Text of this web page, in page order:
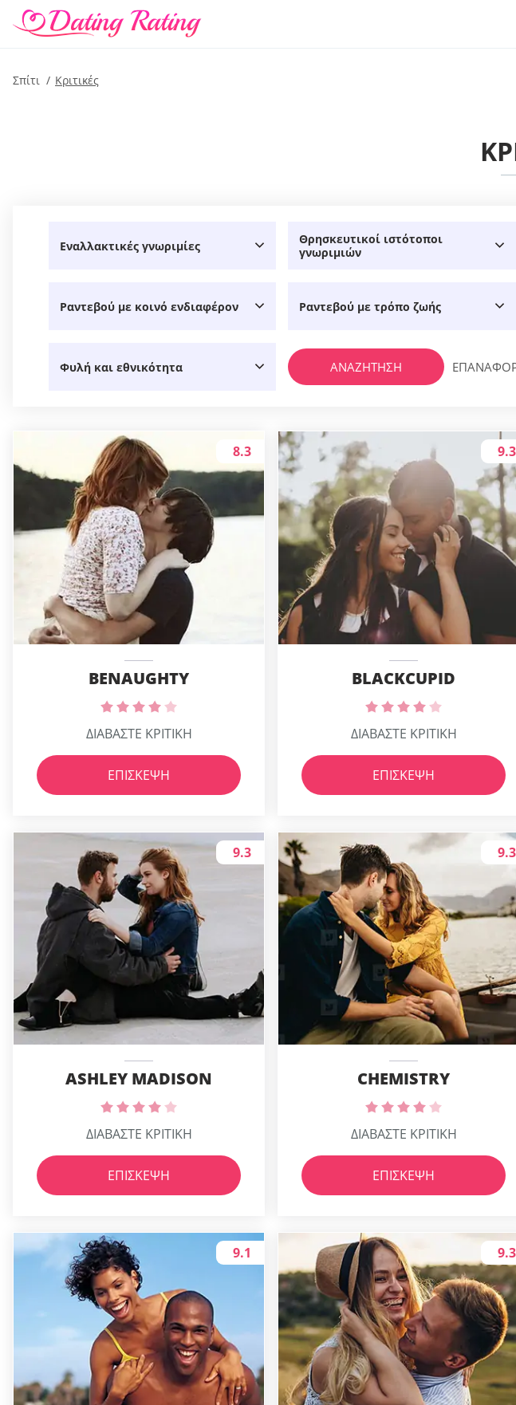
Σπίτι Kριτικές
Εναλλακτικές γνωριμίες
Θρησκευτικοί ιστότοποι
γνωριμιών
Ραντεβού με κοινό ενδιαφέρον Ραντεβού με τρόπο ζωής
Φυλή και εθνικότητα ΑΝΑΖΉΤΗΣΗ
BENAUGHTY
8.3
ΔΙΑΒΑΣΤΕ ΚΡΙΤΙΚΗ
ΕΠΊΣΚΕΨΗ
BLACKCUPID
9.3
ΔΙΑΒΑΣΤΕ ΚΡΙΤΙΚΗ
ΕΠΊΣΚΕΨΗ
ASHLEY MADISON
9.3
ΔΙΑΒΑΣΤΕ ΚΡΙΤΙΚΗ
ΕΠΊΣΚΕΨΗ
CHEMISTRY
9.3
ΔΙΑΒΑΣΤΕ ΚΡΙΤΙΚΗ
ΕΠΊΣΚΕΨΗ
9.1 9.3